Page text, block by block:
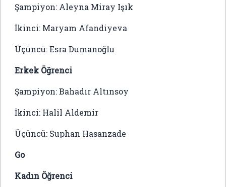
Şampiyon: Aleyna Miray Işık
İkinci: Maryam Afandiyeva
Üçüncü: Esra Dumanoğlu
Erkek Öğrenci
Şampiyon: Bahadır Altınsoy
İkinci: Halil Aldemir
Üçüncü: Suphan Hasanzade
Go
Kadın Öğrenci